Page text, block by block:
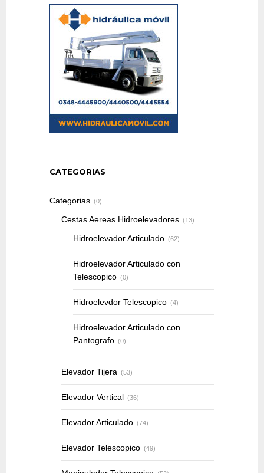
CATEGORIAS
Categorias (0)
Cestas Aereas Hidroelevadores (13)
Hidroelevador Articulado (62)
Hidroelevador Articulado con
Telescopico (0)
Hidroelevdor Telescopico (4)
Hidroelevador Articulado con
Pantografo (0)
Elevador Tijera (53)
Elevador Vertical (36)
Elevador Articulado (74)
Elevador Telescopico (49)